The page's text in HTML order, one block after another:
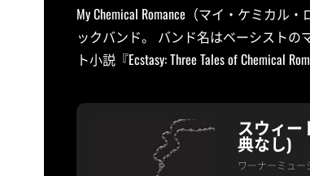
My Chemical Romance（マイ・ケミカ
ックバンド。 バンド名はベーシスト
ト小説『Ecstasy: Three Tales of Chemical
スウィー
典なし)
ワーナーミュー